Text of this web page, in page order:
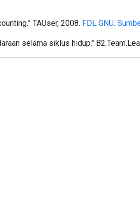
TAUser, 2008. FDL GNU.
selama siklus hidup."